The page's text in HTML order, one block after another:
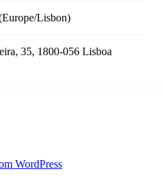
Lisbon)
35, 1800-056 Lisboa
WordPress